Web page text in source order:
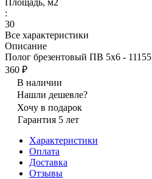
:
30
Все характеристики
Описание
Полог брезентовый ПВ 5х6 - 11155
360 ₽
В наличии
Нашли дешевле?
Хочу в подарок
Гарантия 5 лет
Характеристики
Оплата
Доставка
Отзывы